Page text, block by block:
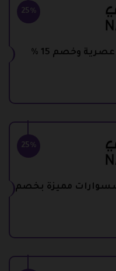
25%
وخصم 15 %
25%
100 ريال اكسسوارات مميزة بخصم